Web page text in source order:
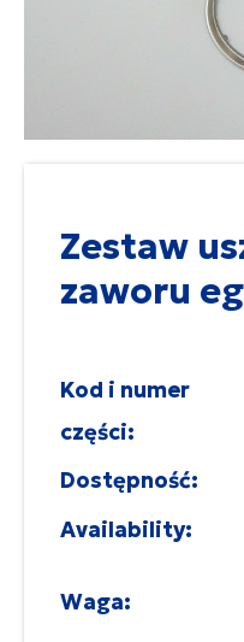
Zestaw
zaworu
Kod i numer
części:
Dostępność:
Availability:
Waga: